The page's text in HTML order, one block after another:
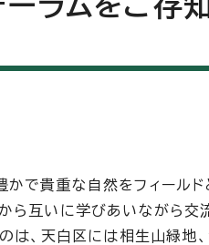
で貴重な自然をフィール
ら互いに学びあいながら交
は、天白区には相生山緑地